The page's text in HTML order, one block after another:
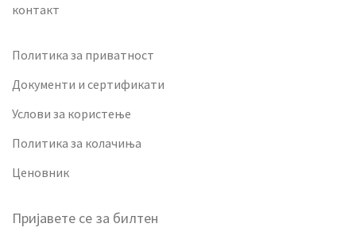
контакт
Политика за приватност
Документи и сертификати
Услови за користење
Политика за колачиња
Ценовник
Пријавете се за билтен